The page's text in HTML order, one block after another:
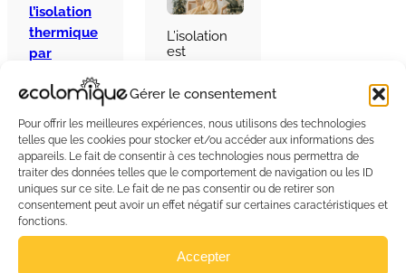
Gérer le consentement
Pour offrir les meilleures expériences, nous utilisons des technologies
telles que les cookies pour stocker et/ou accéder aux informations des
appareils. Le fait de consentir à ces technologies nous permettra de
traiter des données telles que le comportement de navigation ou les ID
uniques sur ce site. Le fait de ne pas consentir ou de retirer son
consentement peut avoir un effet négatif sur certaines caractéristiques et
fonctions.
Accepter
l’isolation
thermique
par
l’extérieur
Isol’extérieur
Myral par
Écolomique
: Rénovez
L’isolation
est
poste de
le plus
important
d’une
rénovation
énergétique
d’un
Avant
même de
penser à un